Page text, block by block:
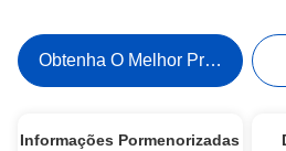
Obtenha O Melhor Preço
Informações Pormenorizadas